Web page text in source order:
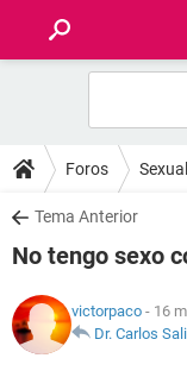
FOROS
SALUD
NUTRICIÓN
Foros
Tema Anterior
No tengo sexo
victorpaco - 16
Dr. Carlos